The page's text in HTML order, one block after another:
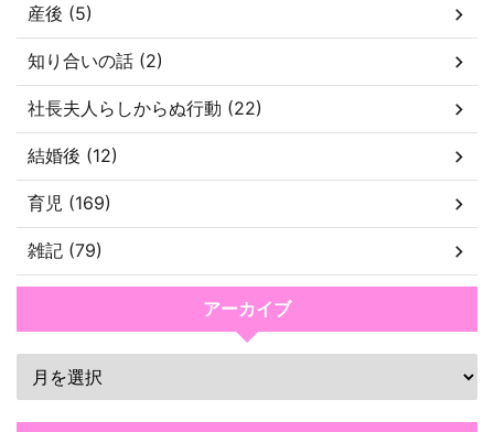
産後 (5)
知り合いの話 (2)
社長夫人らしからぬ行動 (22)
結婚後 (12)
育児 (169)
雑記 (79)
アーカイブ